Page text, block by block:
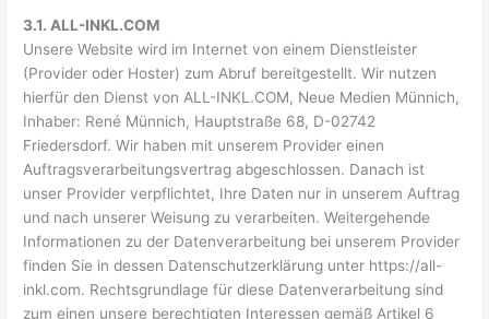
3.1. ALL-INKL.COM
Unsere Website wird im Internet von einem Dienstleister
(Provider oder Hoster) zum Abruf bereitgestellt. Wir nutzen
hierfür den Dienst von ALL-INKL.COM, Neue Medien Münnich,
Inhaber: René Münnich, Hauptstraße 68, D-02742
Friedersdorf. Wir haben mit unserem Provider einen
Auftragsverarbeitungsvertrag abgeschlossen. Danach ist
unser Provider verpflichtet, Ihre Daten nur in unserem Auftrag
und nach unserer Weisung zu verarbeiten. Weitergehende
Informationen zu der Datenverarbeitung bei unserem Provider
finden Sie in dessen Datenschutzerklärung unter https://all-
inkl.com. Rechtsgrundlage für diese Datenverarbeitung sind
zum einen unsere berechtigten Interessen gemäß Artikel 6